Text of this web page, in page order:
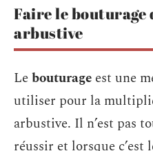
Faire le bouturage
arbustive
Lebouturage est une
utiliser pour la
arbustive. Il n’est pas
réussir et lorsque c’est